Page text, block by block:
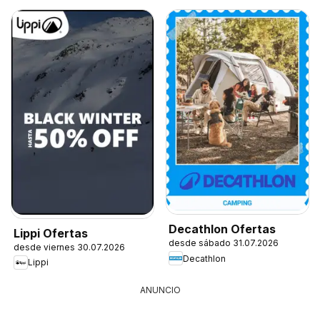
Lippi Ofertas
desde viernes 30.07.2026
Lippi
Decathlon Ofertas
desde sábado 31.07.2026
Decathlon
ANUNCIO